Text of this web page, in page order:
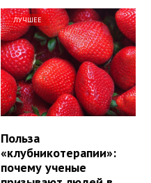
ЛУЧШЕЕ
Польза
«клубникотерапии»:
почему ученые